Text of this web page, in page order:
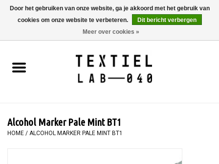
0 Artikelen - €0,00
BOEKEN
SCHILDEREN
Alcohol Marker Pale Mint BT1
HOME / ALCOHOL MARKER PALE MINT BT1
Door het gebruiken van onze website, ga je akkoord met het gebruik van
cookies om onze website te verbeteren.
Dit bericht verbergen
Meer over cookies »